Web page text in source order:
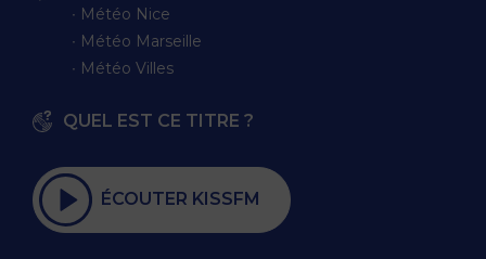
∙ Météo Nice
∙ Météo Marseille
∙ Météo Villes
QUEL EST CE TITRE ?
ÉCOUTER KISSFM